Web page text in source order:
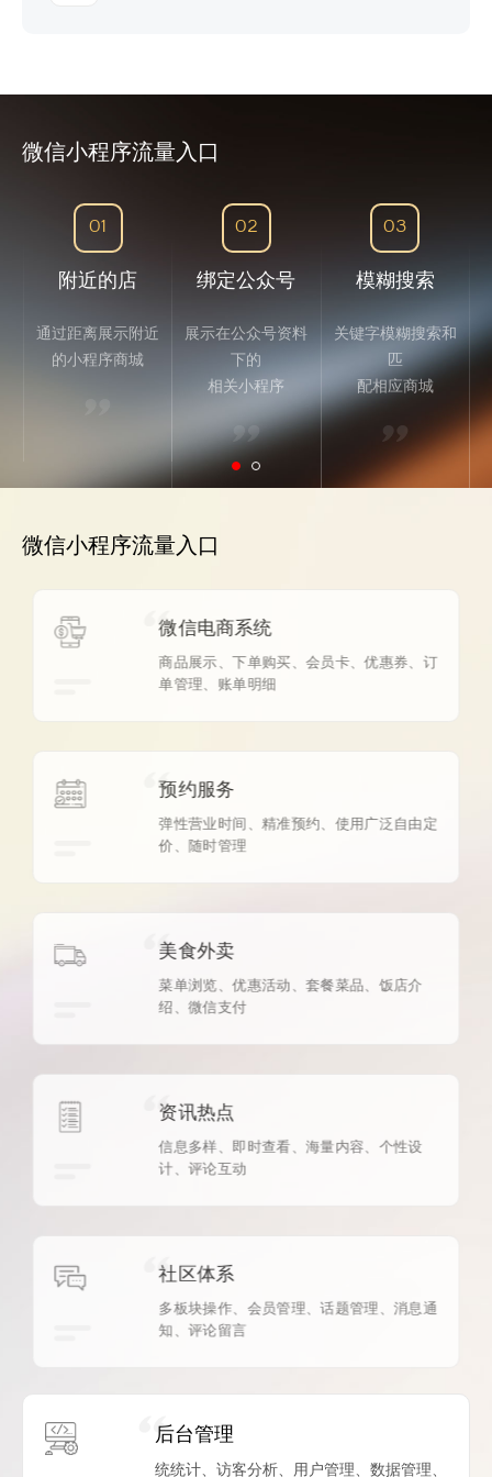
微信小程序流量入口
01
附近的店
通过距离展示附近
的小程序商城
02
绑定公众号
展示在公众号资料
下的
相关小程序
03
模糊搜索
关键字模糊搜索和
匹
配相应商城
微信小程序流量入口
微信电商系统
商品展示、下单购买、会员卡、优惠券、订
单管理、账单明细
预约服务
弹性营业时间、精准预约、使用广泛自由定
价、随时管理
美食外卖
菜单浏览、优惠活动、套餐菜品、饭店介
绍、微信支付
资讯热点
信息多样、即时查看、海量内容、个性设
计、评论互动
社区体系
多板块操作、会员管理、话题管理、消息通
知、评论留言
后台管理
统统计、访客分析、用户管理、数据管理、